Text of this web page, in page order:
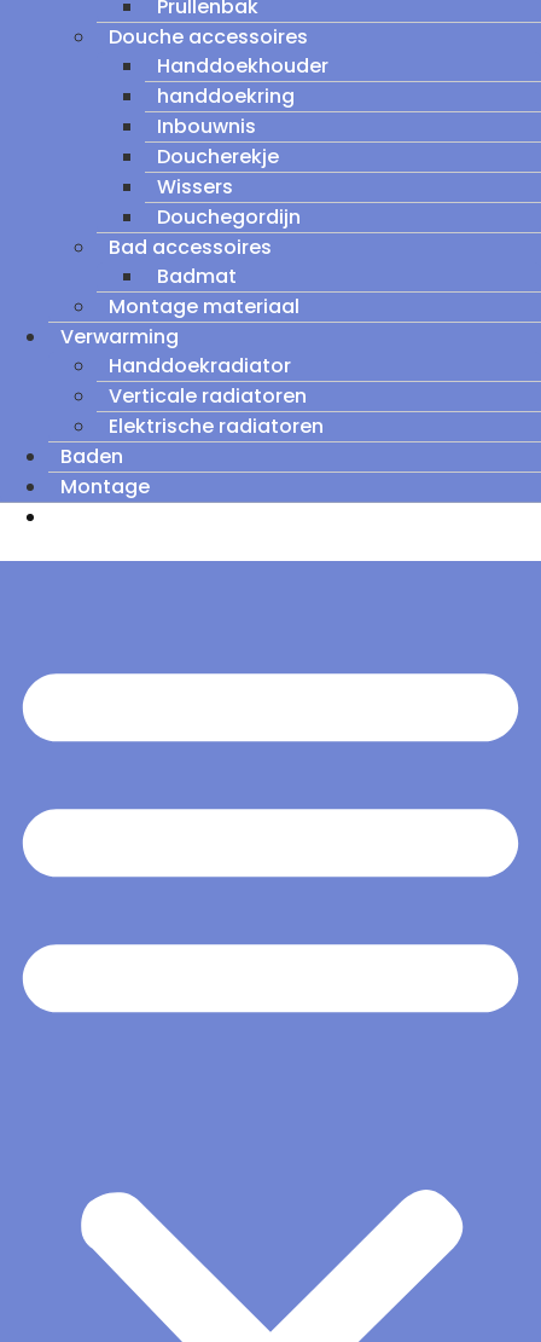
Prullenbak
Douche accessoires
Handdoekhouder
handdoekring
Inbouwnis
Doucherekje
Wissers
Douchegordijn
Bad accessoires
Badmat
Montage materiaal
Verwarming
Handdoekradiator
Verticale radiatoren
Elektrische radiatoren
Baden
Montage